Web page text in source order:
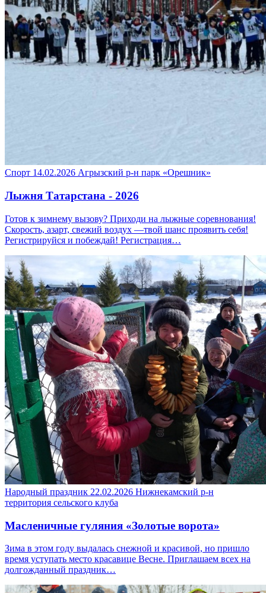
Спорт 14.02.2026 Агрызский р-н парк «Орешник»
Лыжня Татарстана - 2026
Готов к зимнему вызову? Приходи на лыжные соревнования!
Скорость, азарт, свежий воздух —твой шанс проявить себя!
Регистрируйся и побеждай! Регистрация…
Народный праздник 22.02.2026 Нижнекамский р-н
территория сельского клуба
Масленичные гуляния «Золотые ворота»
Зима в этом году выдалась снежной и красивой, но пришло
время уступать место красавице Весне. Приглашаем всех на
долгожданный праздник…